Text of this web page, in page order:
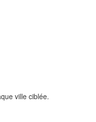
ville ciblée.